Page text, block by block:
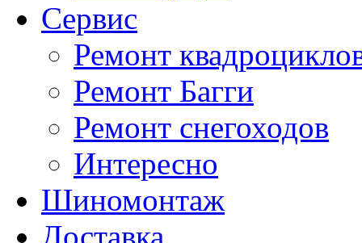
Сервис
Ремонт
Ремонт Багги
Ремонт снегоходов
Интересно
Шиномонтаж